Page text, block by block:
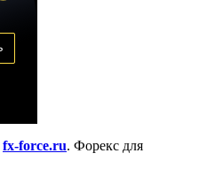
fx-force.ru. Форекс для